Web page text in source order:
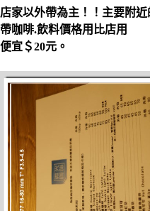
店家以外帶為主！！主要附
帶咖啡.飲料價格用比店用
便宜＄20元。